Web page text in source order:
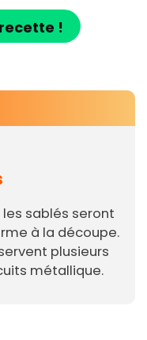
!
sablés seront
à la découpe.
plusieurs
métallique.